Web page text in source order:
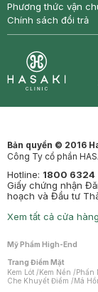
Phương thức vận
Chính sách đổi trả
Bản quyền © 2016
Công Ty cổ phần
Hotline: 1800 6324
Giấy chứng nhận
hoạch và Đầu tư
Xem tất cả cửa hàng
Mỹ Phẩm High-End
Trang Điểm Mặt
Kem Lót /Kem Nền /Phấn
Che Khuyết Điểm /Má